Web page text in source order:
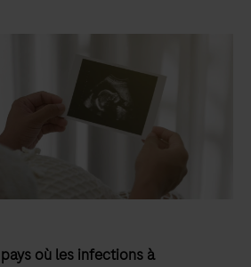
où les infections à